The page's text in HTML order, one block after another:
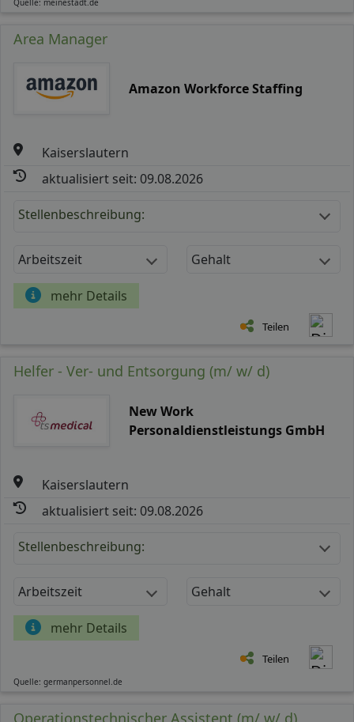
Quelle: meinestadt.de
Area Manager
Amazon Workforce Staffing
Kaiserslautern
aktualisiert seit: 09.08.2026
Stellenbeschreibung:
Arbeitszeit Gehalt
mehr Details
Teilen
Helfer - Ver- und Entsorgung (m/ w/ d)
New Work
Personaldienstleistungs GmbH
Kaiserslautern
aktualisiert seit: 09.08.2026
Stellenbeschreibung:
Arbeitszeit Gehalt
mehr Details
Teilen
Quelle: germanpersonnel.de
Operationstechnischer Assistent (m/ w/ d)